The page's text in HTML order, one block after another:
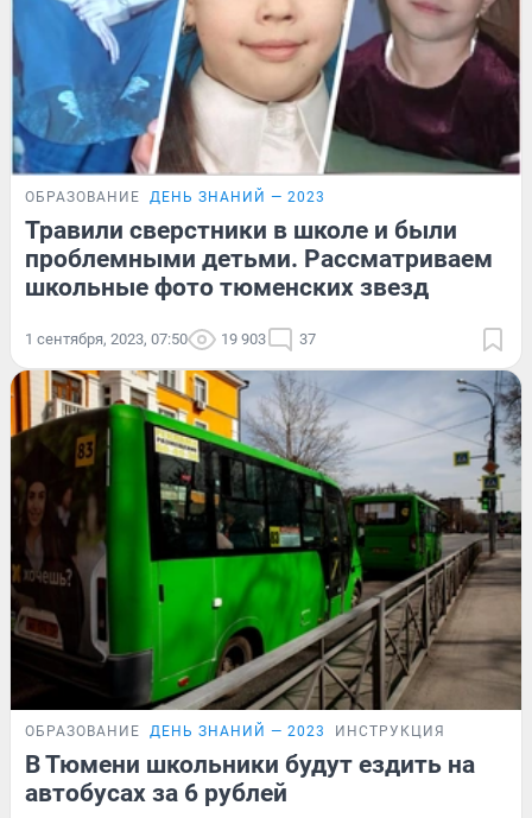
ОБРАЗОВАНИЕ ДЕНЬ ЗНАНИЙ — 2023
Травили сверстники в школе и были
проблемными детьми. Рассматриваем
школьные фото тюменских звезд
1 сентября, 2023, 07:50 19 903 37
ОБРАЗОВАНИЕ ДЕНЬ ЗНАНИЙ — 2023 ИНСТРУКЦИЯ
В Тюмени школьники будут ездить на
автобусах за 6 рублей